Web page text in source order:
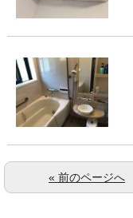
« 前のページへ